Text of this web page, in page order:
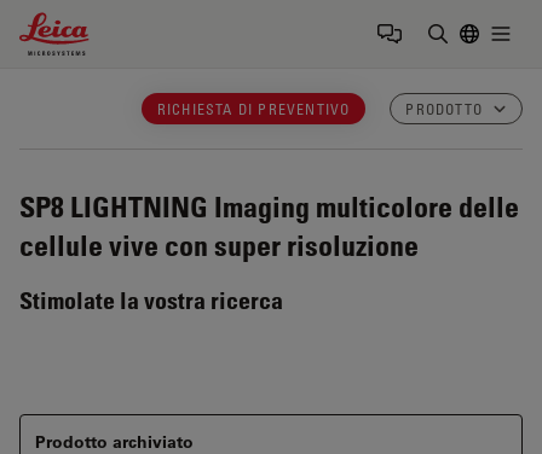
Leica Microsystems Logo
RICHIESTA DI PREVENTIVO PRODOTTO
SP8 LIGHTNING Imaging multicolore delle
cellule vive con super risoluzione
Stimolate la vostra ricerca
Prodotto archiviato